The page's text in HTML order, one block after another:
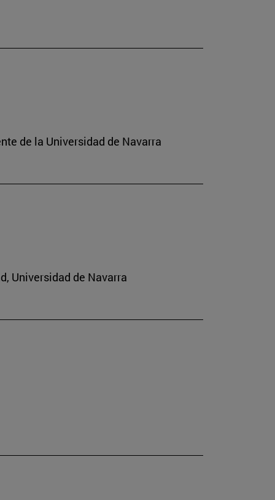
de la Universidad de Navarra
Universidad de Navarra